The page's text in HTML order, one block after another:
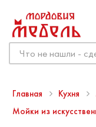
Главная Кухня
Мойки из